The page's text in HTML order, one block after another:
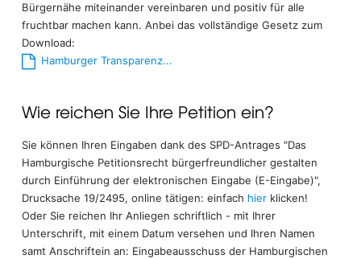
Bürgernähe miteinander vereinbaren und positiv für alle
fruchtbar machen kann. Anbei das vollständige Gesetz zum
Download:
Hamburger Transparenz...
Wie reichen Sie Ihre Petition ein?
Sie können Ihren Eingaben dank des SPD-Antrages "Das
Hamburgische Petitionsrecht bürgerfreundlicher gestalten
durch Einführung der elektronischen Eingabe (E-Eingabe)",
Drucksache 19/2495, online tätigen: einfach hier klicken!
Oder Sie reichen Ihr Anliegen schriftlich - mit Ihrer
Unterschrift, mit einem Datum versehen und Ihren Namen
samt Anschriftein an: Eingabeausschuss der Hamburgischen